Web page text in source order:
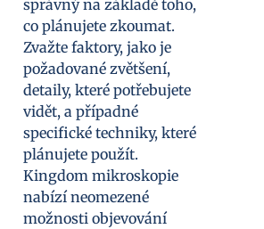
správný na základě toho,
co plánujete zkoumat.
Zvažte faktory, jako je
požadované zvětšení,
detaily, které potřebujete
vidět, a případné
specifické techniky, které
plánujete použít.
Kingdom mikroskopie
nabízí neomezené
možnosti objevování